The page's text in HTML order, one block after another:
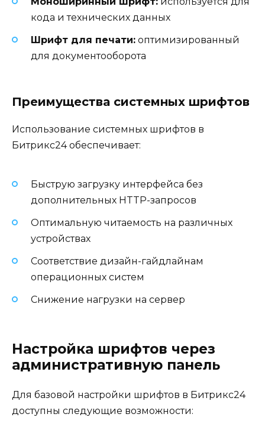
кода и технических данных
Шрифт для печати: оптимизированный
для документооборота
Преимущества системных шрифтов
Использование системных шрифтов в
Битрикс24 обеспечивает:
Быструю загрузку интерфейса без
дополнительных HTTP-запросов
Оптимальную читаемость на различных
устройствах
Соответствие дизайн-гайдлайнам
операционных систем
Снижение нагрузки на сервер
Настройка шрифтов через
административную панель
Для базовой настройки шрифтов в Битрикс24
доступны следующие возможности: